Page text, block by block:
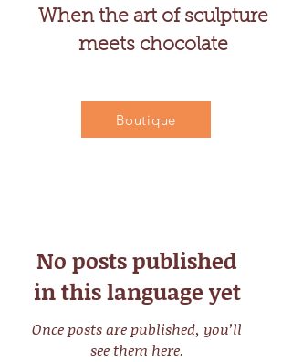
When the art of sculpture
meets chocolate
Boutique
No posts published
in this language yet
Once posts are published, you’ll
see them here.